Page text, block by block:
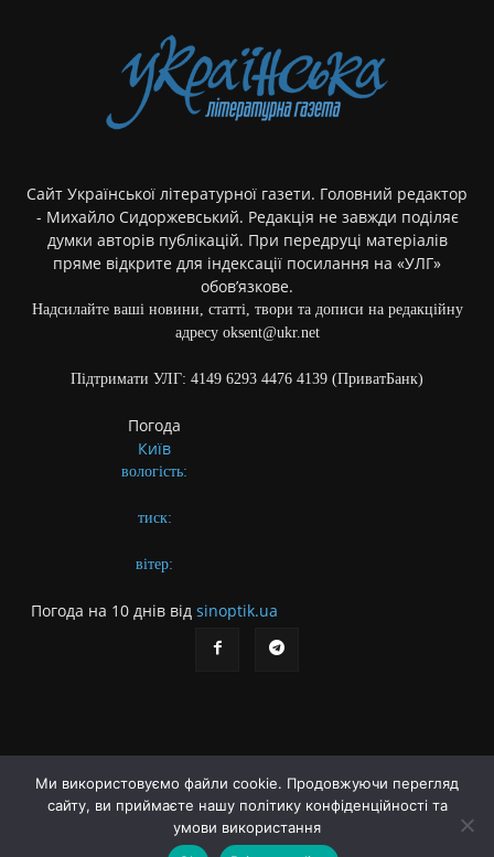
Сайт Української літературної газети. Головний редактор
- Михайло Сидоржевський. Редакція не завжди поділяє
думки авторів публікацій. При передруці матеріалів
пряме відкрите для індексації посилання на «УЛГ»
обов’язкове.
Надсилайте ваші новини, статті, твори та дописи на редакційну
адресу oksent@ukr.net
Підтримати УЛГ: 4149 6293 4476 4139 (ПриватБанк)
Погода
Київ
вологість:
тиск:
вітер:
Погода на 10 днів від sinoptik.ua
Про газету
Правила користування сайтом
Політика конфіденційності
Ми використовуємо файли cookie. Продовжуючи перегляд
сайту, ви приймаєте нашу політику конфіденційності та
умови використання